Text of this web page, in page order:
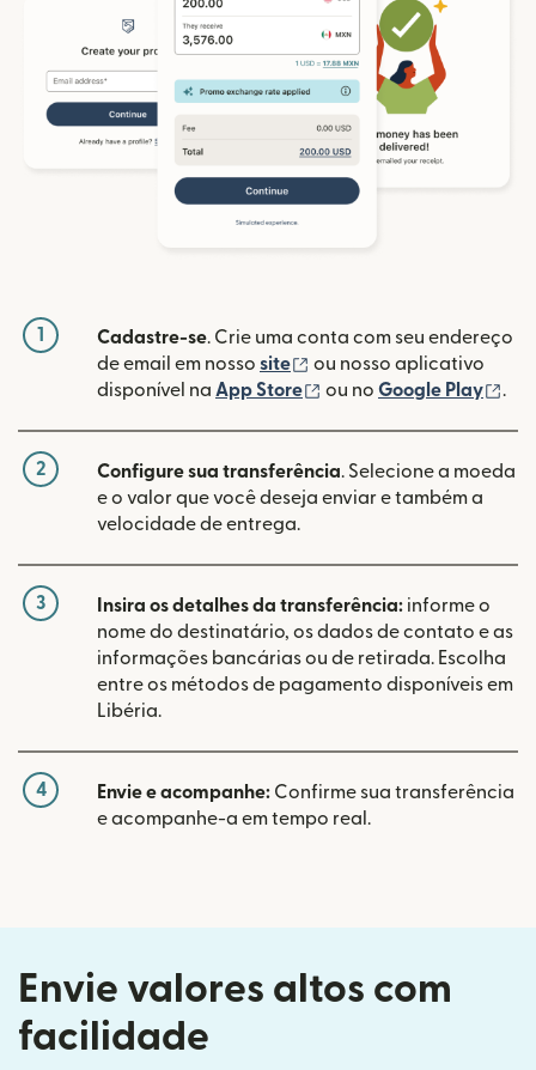
1 Cadastre-se. Crie uma conta com seu endereço
de email em nosso site (abre em uma nova
ou nosso aplicativo
disponível na App Store (abre em uma nova
ou no Google Play .
2 Configure sua transferência. Selecione a moeda
e o valor que você deseja enviar e também a
velocidade de entrega.
3 Insira os detalhes da transferência: informe o
nome do destinatário, os dados de contato e as
informações bancárias ou de retirada. Escolha
entre os métodos de pagamento disponíveis em
Libéria.
4 Envie e acompanhe: Confirme sua transferência
e acompanhe-a em tempo real.
Envie valores altos com
facilidade